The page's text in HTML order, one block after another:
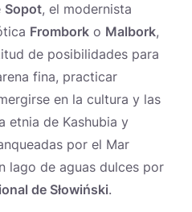
Sopot, el modernista
Frombork o Malbork,
de posibilidades para
fina, practicar
en la cultura y las
etnia de Kashubia y
por el Mar
lago de aguas dulces por
de Słowiński.